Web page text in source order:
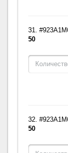
31.
50
32.
50